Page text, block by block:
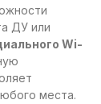
ДУ или
Wi-
места.